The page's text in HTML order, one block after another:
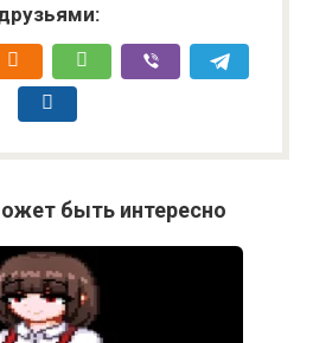
быть интересно